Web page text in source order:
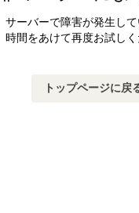
サーバーで障害が発生して
時間をあけて再度お試しく
トップページに戻